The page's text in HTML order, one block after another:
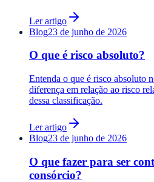
Ler artigo
Blog23 de junho de 2026
O que é risco absoluto?
Entenda o que é risco absoluto
diferença em relação ao risco
dessa classificação.
Ler artigo
Blog23 de junho de 2026
O que fazer para ser
consórcio?